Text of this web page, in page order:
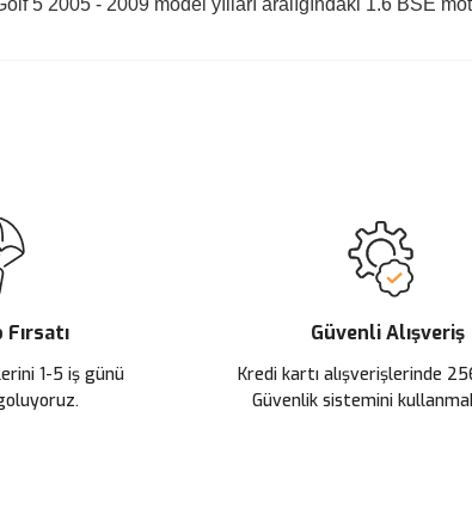
5 2005 - 2009 model yılları aralığındaki 1.6 BSE
bulunuyor.
pahalı.
olmalı.
Fırsatı
1-5 iş günü
Güvenli Alışveriş
Kredi kartı alışverişlerinde
Güvenlik sistemini